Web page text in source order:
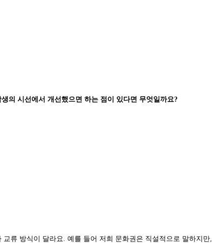
의 시선에서 개선했으면 하는 점이 있다면 무엇일까요?
류 방식이 달라요. 예를 들어 저희 문화권은 직설적으로 말하지